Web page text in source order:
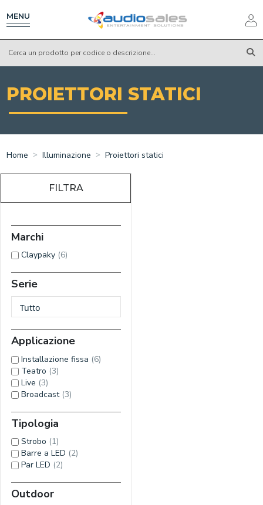
contenuto
principale
MENU
PROIETTORI STATICI
Home Illuminazione Proiettori statici
FILTRA
Marchi
Claypaky (6)
Serie
Applicazione
Installazione fissa (6)
Teatro (3)
Live (3)
Broadcast (3)
Tipologia
Strobo (1)
Barre a LED (2)
Par LED (2)
Outdoor